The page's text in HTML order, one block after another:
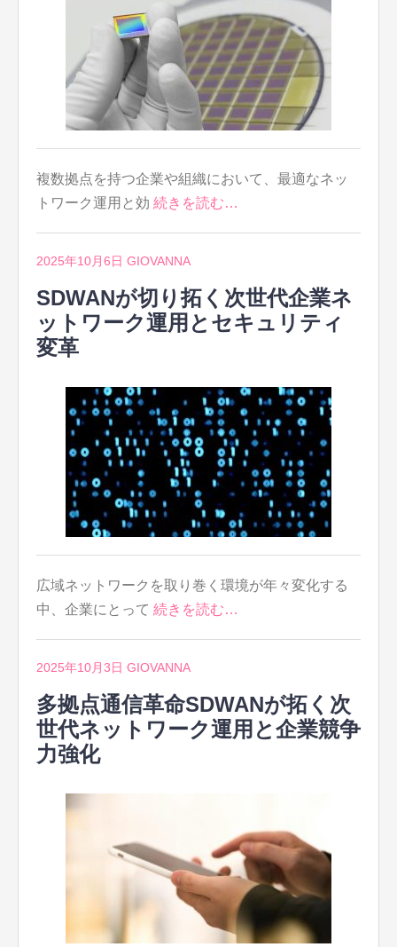
複数拠点を持つ企業や組織において、最適なネッ
トワーク運用と効 続きを読む…
2025年10月6日 GIOVANNA
SDWANが切り拓く次世代企業ネ
ットワーク運用とセキュリティ
変革
広域ネットワークを取り巻く環境が年々変化する
中、企業にとって 続きを読む…
2025年10月3日 GIOVANNA
多拠点通信革命SDWANが拓く次
世代ネットワーク運用と企業競争
力強化